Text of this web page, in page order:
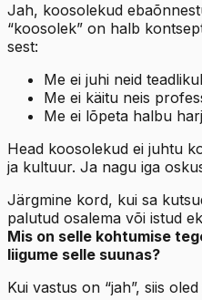
Jah, koosolekud
“koosolek” on halb
sest:
Me ei juhi neid
Me ei käitu neis
Me ei lõpeta halbu
Head koosolekud ei juhtu
ja kultuur. Ja nagu iga
Järgmine kord, kui sa
palutud osalema või istud
Mis on selle kohtumise
liigume selle suunas?
Kui vastus on “jah”, siis